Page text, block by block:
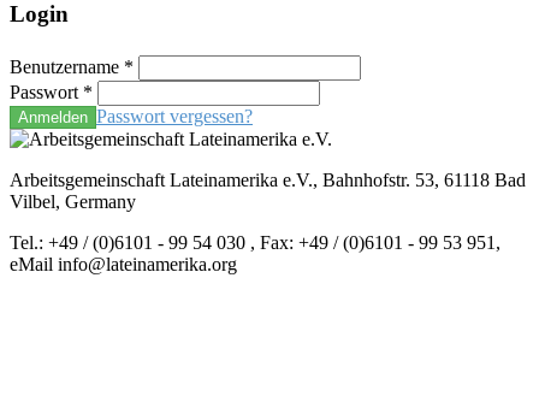
Login
Benutzername *
Passwort *
Anmelden Passwort vergessen?
Arbeitsgemeinschaft Lateinamerika e.V., Bahnhofstr. 53, 61118 Bad
Vilbel, Germany
Tel.: +49 / (0)6101 - 99 54 030 , Fax: +49 / (0)6101 - 99 53 951,
eMail info@lateinamerika.org